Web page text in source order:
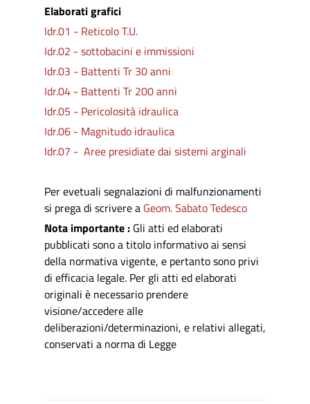
Elaborati grafici
Idr.01 - Reticolo T.U.
Idr.02 - sottobacini e immissioni
Idr.03 - Battenti Tr 30 anni
Idr.04 - Battenti Tr 200 anni
Idr.05 - Pericolosità idraulica
Idr.06 - Magnitudo idraulica
Idr.07 - Aree presidiate dai sistemi arginali
Per evetuali segnalazioni di malfunzionamenti
si prega di scrivere a Geom. Sabato Tedesco
Nota importante : Gli atti ed elaborati
pubblicati sono a titolo informativo ai sensi
della normativa vigente, e pertanto sono privi
di efficacia legale. Per gli atti ed elaborati
originali è necessario prendere
visione/accedere alle
deliberazioni/determinazioni, e relativi allegati,
conservati a norma di Legge